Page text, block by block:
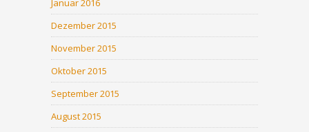
Januar 2016
Dezember 2015
November 2015
Oktober 2015
September 2015
August 2015